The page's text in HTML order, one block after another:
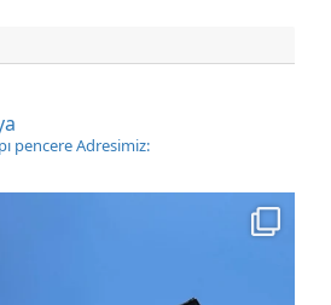
pencereAdresimiz: